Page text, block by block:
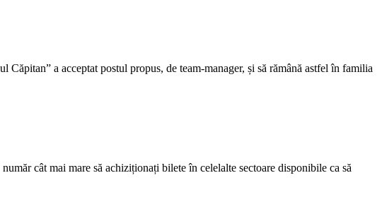
a acceptat postul propus, de team-manager, și să rămână astfel în familia
cât mai mare să achiziționați bilete în celelalte sectoare disponibile ca să